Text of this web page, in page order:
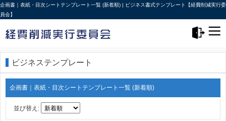
企画書｜表紙・目次シートテンプレート一覧 (新着順) | ビジネス書式テンプレート【経費削減実行委
員会】
ビジネステンプレート
企画書｜表紙・目次シートテンプレート一覧 (新着順)
並び替え: